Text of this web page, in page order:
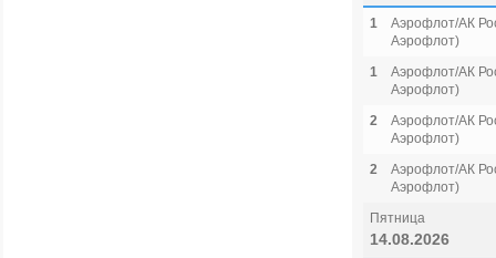
1
Аэрофлот/АК
Аэрофлот)
1
Аэрофлот/АК
Аэрофлот)
2
Аэрофлот/АК
Аэрофлот)
2
Аэрофлот/АК
Аэрофлот)
Пятница
14.08.2026